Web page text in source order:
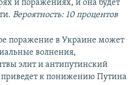
и поражениях, и она будет
Вероятность: 10 процентов
поражение в Украине может
волнения,
элит и антипутинский
приведет к понижению Путина